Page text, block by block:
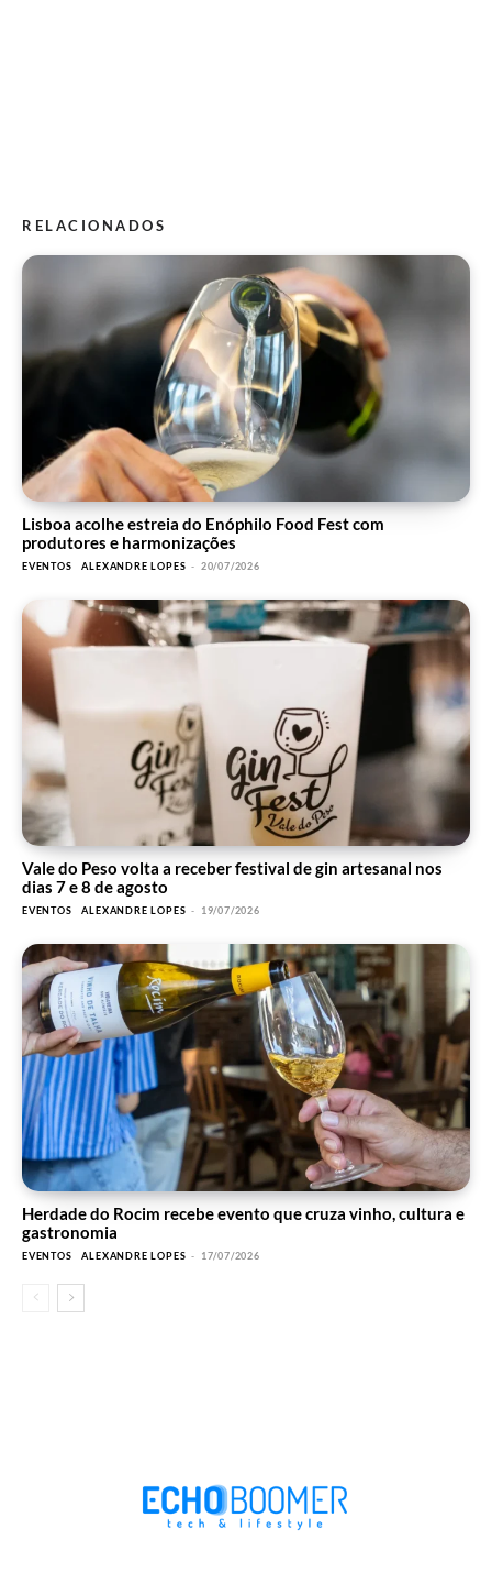
RELACIONADOS
Lisboa acolhe estreia do Enóphilo Food Fest com
produtores e harmonizações
EVENTOS ALEXANDRE LOPES - 20/07/2026
Vale do Peso volta a receber festival de gin artesanal nos
dias 7 e 8 de agosto
EVENTOS ALEXANDRE LOPES - 19/07/2026
Herdade do Rocim recebe evento que cruza vinho, cultura e
gastronomia
EVENTOS ALEXANDRE LOPES - 17/07/2026